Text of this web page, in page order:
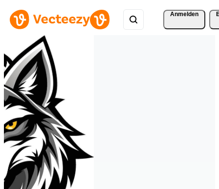
Anmelden